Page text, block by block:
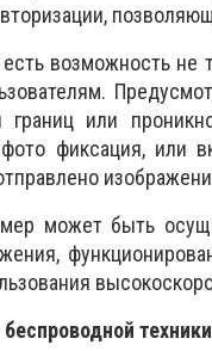
возможность не
или
фиксация, или
может быть
техники